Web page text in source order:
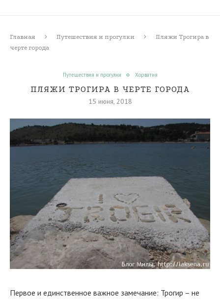
Главная Путешествия и прогулки
Пляжи Трогира в
черте города
Путешествия и прогулки Хорватия
ПЛЯЖИ ТРОГИРА В ЧЕРТЕ ГОРОДА
15 июня, 2018
Первое и единственное важное замечание: Трогир – не